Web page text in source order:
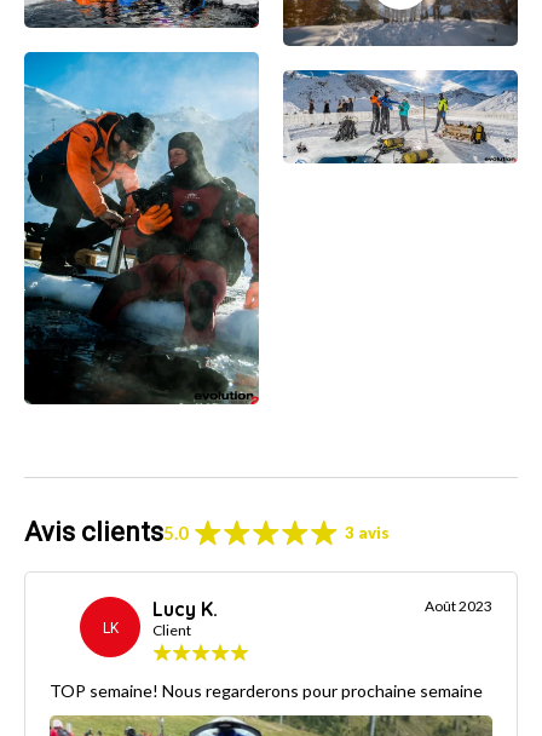
Avis clients5.0 3 avis
LK
Lucy K.
Client
Août 2023
TOP semaine! Nous regarderons pour prochaine semaine